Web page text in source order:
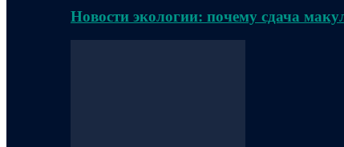
Новости экологии: почему сдача